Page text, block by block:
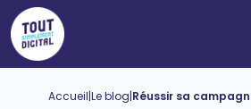
Accueil|Le blog|Réussir sa